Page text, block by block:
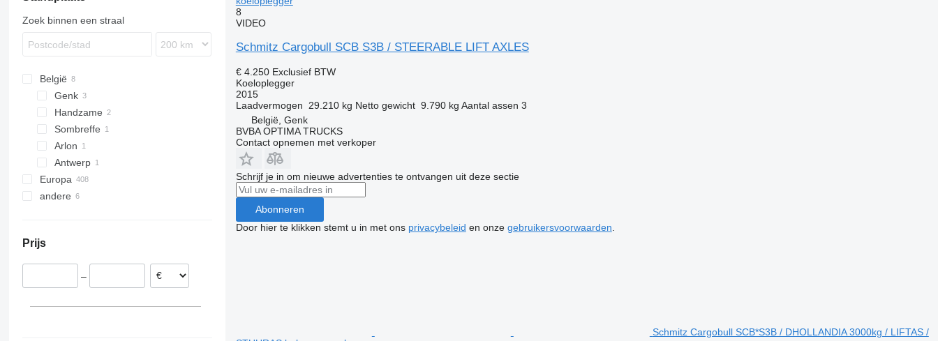
SKI 24
SKO 10
SKO 20
SKO 24
SKO 24/L
SPR
SPR24
SPR 27
SW 24
Zoek binnen een straal
België
Genk
Handzame
Sombreffe
Arlon
Antwerp
Europa
Nederland
Slowakije
Portugal
andere
Prijs
–
8
VIDEO
Schmitz Cargobull SCB S3B / STEERABLE LIFT AXLES
€ 4.250 Exclusief BTW
Koeloplegger
2015
Laadvermogen
29.210 kg Netto gewicht 9.790 kg Aantal assen 3
België, Genk
BVBA OPTIMA TRUCKS
Contact opnemen met verkoper
Schrijf je in om nieuwe advertenties te ontvangen uit deze sectie
Abonneren
Door hier te klikken stemt u in met ons privacybeleid en onze gebruikersvoorwaarden
Schmitz Cargobull SCB*S3B / DHOLLANDIA 3000kg / LIFTAS /